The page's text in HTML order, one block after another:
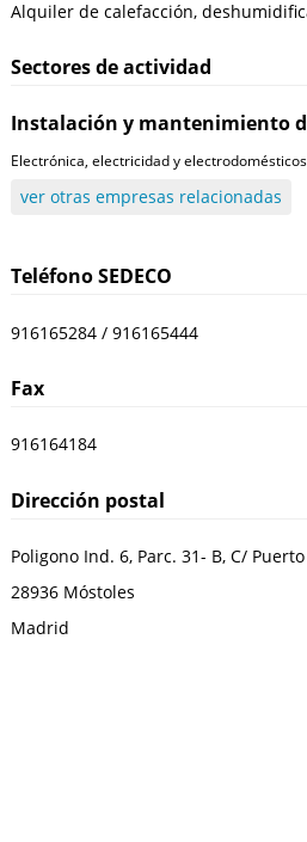
Alquiler de calefacción,
Sectores de actividad
Instalación y mantenimiento
Electrónica, electricidad y electrodomésticos
ver otras empresas relacionadas
TeléfonoSEDECO
916165284 / 916165444
Fax
916164184
Dirección postal
Poligono Ind. 6, Parc. 31- B, C/
28936 Móstoles
Madrid